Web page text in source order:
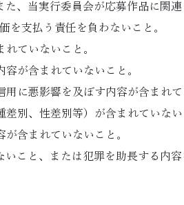
、当実行委員会が応募作品に関
を支払う責任を負わないこと。
ていないこと。
が含まれていないこと。
に悪影響を及ぼす内容が含まれて
別、性差別等）が含まれていない
含まれていないこと。
こと、または犯罪を助長する内容